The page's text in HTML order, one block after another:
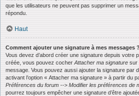
que les utilisateurs ne peuvent pas supprimer un
répondu.
Haut
Comment ajouter une signature à mes messages ?
Vous devez d’abord créer une signature depuis votre
créée, vous pouvez cocher Attacher ma signature sur
message. Vous pouvez aussi ajouter la signature par
activant l’option « Attacher ma signature » à partir du
Préférences du forum --> Modifier les préférences de
pourrez toujours empêcher une signature d’être